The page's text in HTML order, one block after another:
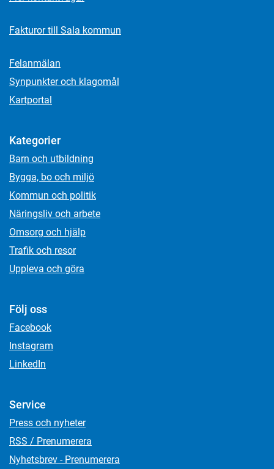
Fakturor till Sala kommun
Felanmälan
Synpunkter och klagomål
Kartportal
Kategorier
Barn och utbildning
Bygga, bo och miljö
Kommun och politik
Näringsliv och arbete
Omsorg och hjälp
Trafik och resor
Uppleva och göra
Följ oss
Facebook
Instagram
LinkedIn
Service
Press och nyheter
RSS / Prenumerera
Nyhetsbrev - Prenumerera